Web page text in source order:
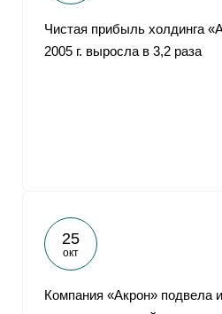
Чистая прибыль холдинга
2005 г. выросла в 3,2 раза
25
окт
Компания «Акрон» подвела